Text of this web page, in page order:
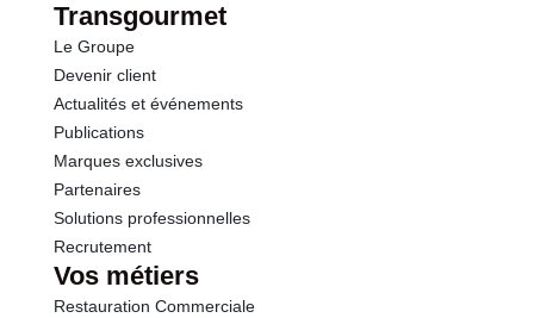
Sel
Transgourmet
Le Groupe
Devenir client
Actualités et événements
Publications
Marques exclusives
Partenaires
Solutions professionnelles
Recrutement
Vos métiers
Restauration Commerciale